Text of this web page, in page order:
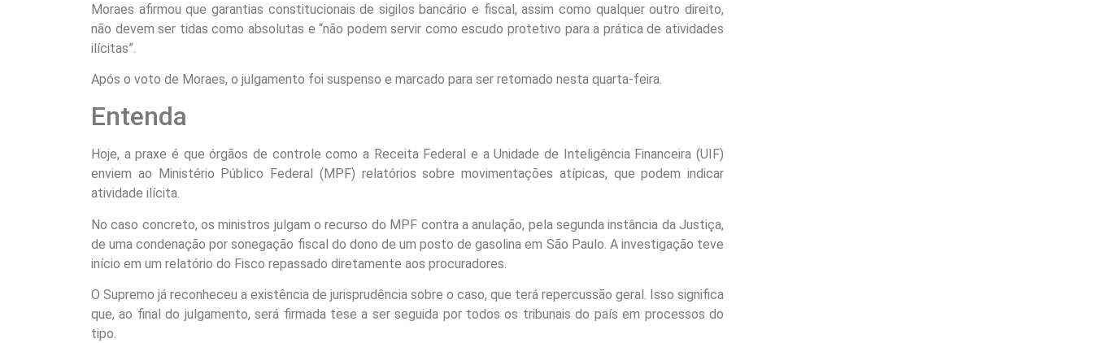
Moraes afirmou que garantias constitucionais de sigilos bancário e fiscal, assim como qualquer outro direito,
não devem ser tidas como absolutas e “não podem servir como escudo protetivo para a prática de atividades
ilícitas”.
Após o voto de Moraes, o julgamento foi suspenso e marcado para ser retomado nesta quarta-feira.
Entenda
Hoje, a praxe é que órgãos de controle como a Receita Federal e a Unidade de Inteligência Financeira (UIF)
enviem ao Ministério Público Federal (MPF) relatórios sobre movimentações atípicas, que podem indicar
atividade ilícita.
No caso concreto, os ministros julgam o recurso do MPF contra a anulação, pela segunda instância da Justiça,
de uma condenação por sonegação fiscal do dono de um posto de gasolina em São Paulo. A investigação teve
início em um relatório do Fisco repassado diretamente aos procuradores.
O Supremo já reconheceu a existência de jurisprudência sobre o caso, que terá repercussão geral. Isso significa
que, ao final do julgamento, será firmada tese a ser seguida por todos os tribunais do país em processos do
tipo.